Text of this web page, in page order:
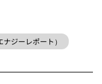
ジーレポート）